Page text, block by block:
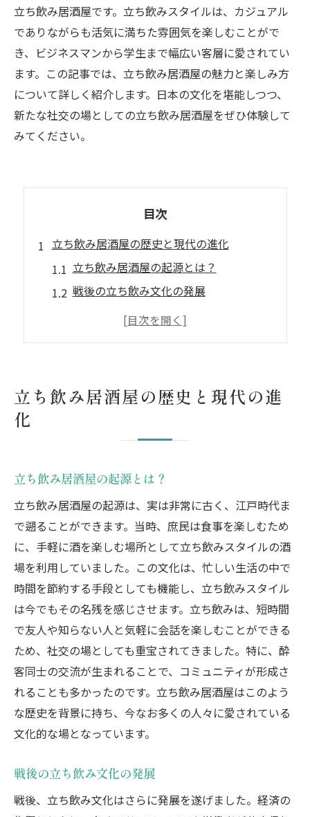
立ち飲み居酒屋です。立ち飲みスタイルは、カジュアル
でありながらも活気に満ちた雰囲気を楽しむことがで
き、ビジネスマンから学生まで幅広い客層に愛されてい
ます。この記事では、立ち飲み居酒屋の魅力と楽しみ方
について詳しく紹介します。日本の文化を堪能しつつ、
新たな社交の場としての立ち飲み居酒屋をぜひ体験して
みてください。
目次
立ち飲み居酒屋の歴史と現代の進化
立ち飲み居酒屋の起源とは？
戦後の立ち飲み文化の発展
現代の立ち飲み居酒屋のトレンド
未来の立ち飲み居酒屋の展望
立ち飲みスタイルの魅力を徹底解剖
立ち飲みならではの交流の楽しさ
短時間で楽しめる利便性
立ち飲み居酒屋のコスパの良さ
立ち飲みスタイルの心理的効果
カジュアルに楽しむ！立ち飲みの基本マナー
立ち飲みの基本ルールを学ぼう
立ち飲みでの会計方法
立ち飲み初体験の心得
混雑時の立ち飲みマナー
立ち飲みの席の譲り合い
店員さんとのコミュニケーション術
立ち飲み居酒屋のおすすめメニューとは
お酒と相性抜群のメニュー
季節限定のおすすめ料理
立ち飲み居酒屋の歴史と現代の進
化
立ち飲み居酒屋の起源とは？
立ち飲み居酒屋の起源は、実は非常に古く、江戸時代ま
で遡ることができます。当時、庶民は食事を楽しむため
に、手軽に酒を楽しむ場所として立ち飲みスタイルの酒
場を利用していました。この文化は、忙しい生活の中で
時間を節約する手段としても機能し、立ち飲みスタイル
は今でもその名残を感じさせます。立ち飲みは、短時間
で友人や知らない人と気軽に会話を楽しむことができる
ため、社交の場としても重宝されてきました。特に、酔
客同士の交流が生まれることで、コミュニティが形成さ
れることも多かったのです。立ち飲み居酒屋はこのよう
な歴史を背景に持ち、今なお多くの人々に愛されている
文化的な場となっています。
戦後の立ち飲み文化の発展
戦後、立ち飲み文化はさらに発展を遂げました。経済の